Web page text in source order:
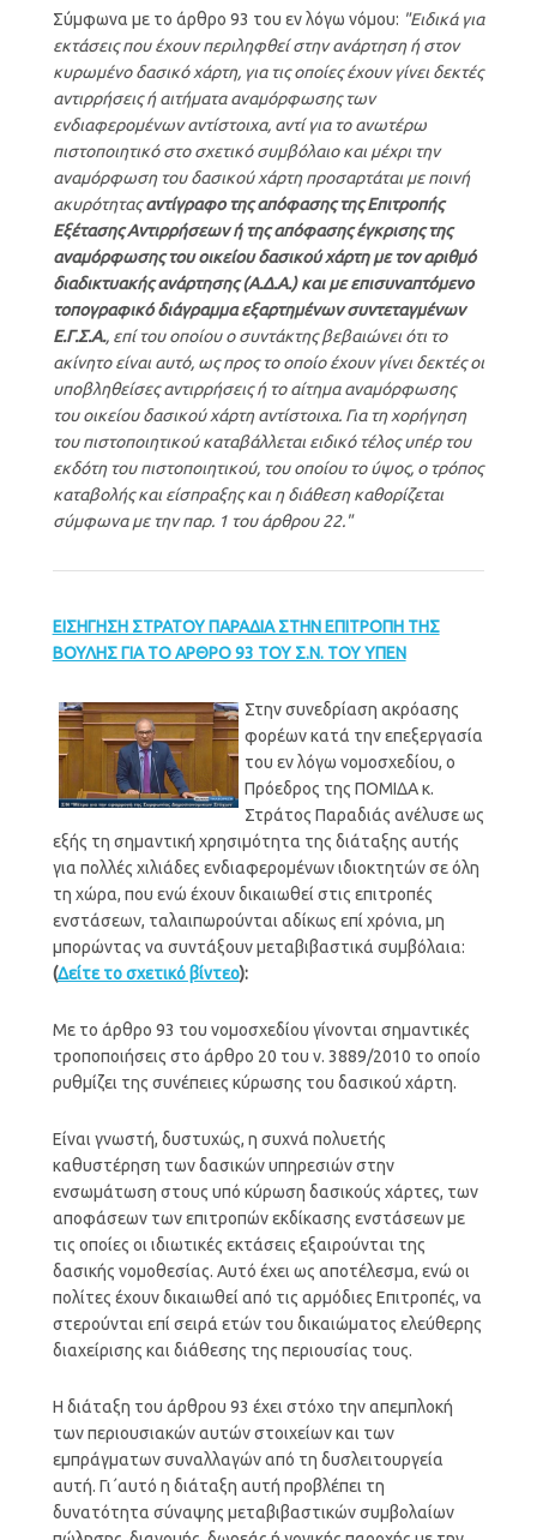
Σύμφωνα με το άρθρο 93 του εν λόγω νόμου: "Ειδικά για
εκτάσεις που έχουν περιληφθεί στην ανάρτηση ή στον
κυρωμένο δασικό χάρτη, για τις οποίες έχουν γίνει δεκτές
αντιρρήσεις ή αιτήματα αναμόρφωσης των
ενδιαφερομένων αντίστοιχα, αντί για το ανωτέρω
πιστοποιητικό στο σχετικό συμβόλαιο και μέχρι την
αναμόρφωση του δασικού χάρτη προσαρτάται με ποινή
ακυρότηταςαντίγραφο της απόφασης της Επιτροπής
Εξέτασης Αντιρρήσεων ή της απόφασης έγκρισης της
αναμόρφωσης του οικείου δασικού χάρτη με τον αριθμό
διαδικτυακής ανάρτησης (Α.Δ.Α.) και με επισυναπτόμενο
τοπογραφικό διάγραμμα εξαρτημένων συντεταγμένων
Ε.Γ.Σ.Α., επί του οποίου ο συντάκτης βεβαιώνει ότι το
ακίνητο είναι αυτό, ως προς το οποίο έχουν γίνει δεκτές οι
υποβληθείσες αντιρρήσεις ή το αίτημα αναμόρφωσης
του οικείου δασικού χάρτη αντίστοιχα. Για τη χορήγηση
του πιστοποιητικού καταβάλλεται ειδικό τέλος υπέρ του
εκδότη του πιστοποιητικού, του οποίου το ύψος, ο τρόπος
καταβολής και είσπραξης και η διάθεση καθορίζεται
σύμφωνα με την παρ. 1 του άρθρου 22."
ΕΙΣΗΓΗΣΗ ΣΤΡΑΤΟΥ ΠΑΡΑΔΙΑ ΣΤΗΝ ΕΠΙΤΡΟΠΗ ΤΗΣ
ΒΟΥΛΗΣ ΓΙΑ ΤΟ ΑΡΘΡΟ 93 ΤΟΥ Σ.Ν. ΤΟΥ ΥΠΕΝ
Στην συνεδρίαση ακρόασης
φορέων κατά την επεξεργασία
του εν λόγω νομοσχεδίου, ο
Πρόεδρος της ΠΟΜΙΔΑ κ.
Στράτος Παραδιάς ανέλυσε ως
εξής τη σημαντική χρησιμότητα της διάταξης αυτής
για πολλές χιλιάδες ενδιαφερομένων ιδιοκτητών σε όλη
τη χώρα, που ενώ έχουν δικαιωθεί στις επιτροπές
ενστάσεων, ταλαιπωρούνται αδίκως επί χρόνια, μη
μπορώντας να συντάξουν μεταβιβαστικά συμβόλαια:
(Δείτε το σχετικό βίντεο):
Με το άρθρο 93 του νομοσχεδίου γίνονται σημαντικές
τροποποιήσεις στο άρθρο 20 του ν. 3889/2010 το οποίο
ρυθμίζει της συνέπειες κύρωσης του δασικού χάρτη.
Είναι γνωστή, δυστυχώς, η συχνά πολυετής
καθυστέρηση των δασικών υπηρεσιών στην
ενσωμάτωση στους υπό κύρωση δασικούς χάρτες, των
αποφάσεων των επιτροπών εκδίκασης ενστάσεων με
τις οποίες οι ιδιωτικές εκτάσεις εξαιρούνται της
δασικής νομοθεσίας. Αυτό έχει ως αποτέλεσμα, ενώ οι
πολίτες έχουν δικαιωθεί από τις αρμόδιες Επιτροπές, να
στερούνται επί σειρά ετών του δικαιώματος ελεύθερης
διαχείρισης και διάθεσης της περιουσίας τους.
Η διάταξη του άρθρου 93 έχει στόχο την απεμπλοκή
των περιουσιακών αυτών στοιχείων και των
εμπράγματων συναλλαγών από τη δυσλειτουργεία
αυτή. Γι΄αυτό η διάταξη αυτή προβλέπει τη
δυνατότητα σύναψης μεταβιβαστικών συμβολαίων